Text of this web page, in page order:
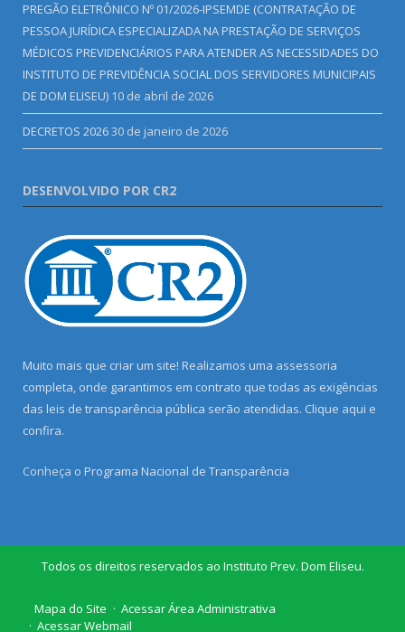
PREGÃO ELETRÔNICO Nº 01/2026-IPSEMDE (CONTRATAÇÃO DE
PESSOA JURÍDICA ESPECIALIZADA NA PRESTAÇÃO DE SERVIÇOS
MÉDICOS PREVIDENCIÁRIOS PARA ATENDER AS NECESSIDADES DO
INSTITUTO DE PREVIDÊNCIA SOCIAL DOS SERVIDORES MUNICIPAIS
DE DOM ELISEU) 10 de abril de 2026
DECRETOS 202630 de janeiro de 2026
DESENVOLVIDO POR CR2
Muito mais que criar um site! Realizamos uma assessoria
completa, onde garantimos em contrato que todas as exigências
das leis de transparência pública serão atendidas. Clique aqui e
confira.
Conheça o Programa Nacional de Transparência
Todos os direitos reservados ao Instituto Prev. Dom Eliseu.
Mapa do Site
Acessar Área Administrativa
Acessar Webmail